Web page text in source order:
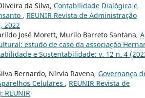
da Silva, Contabilidade Dialógica e
, REUNIR Revista de Administração
2022
José Morett, Murilo Barreto Santana, A
estudo de caso da associação
e Sustentabilidade: v. 12 n. 4
Bernardo, Nírvia Ravena, Governança
Celulares , REUNIR Revista de
REUNIR